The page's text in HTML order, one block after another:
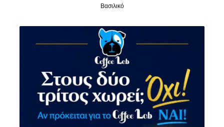
Βασιλικό